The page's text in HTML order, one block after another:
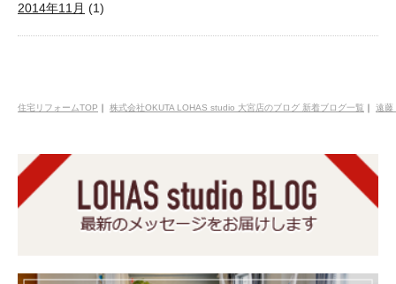
2014年11月 (1)
住宅リフォームTOP ｜ 株式会社OKUTA LOHAS studio 大宮店のブログ 新着ブログ一覧 ｜ 遠藤